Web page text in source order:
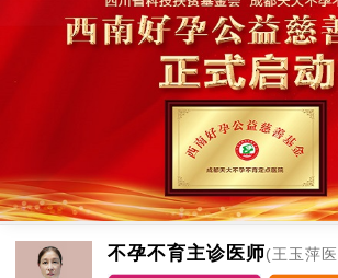
不孕不育主诊医师(王玉萍